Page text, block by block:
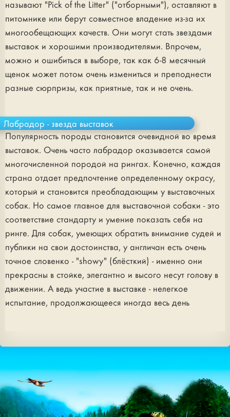
называют "Pick of the Litter" ("отборными"), оставляют в
питомнике или берут совместное владение из-за их
многообещающих качеств. Они могут стать звездами
выставок и хорошими производителями. Впрочем,
можно и ошибиться в выборе, так как 6-8 месячный
щенок может потом очень измениться и преподнести
разные сюрпризы, как приятные, так и не очень.
Лабрадор - звезда выставок
Популярность породы становится очевидной во время
выставок. Очень часто лабрадор оказывается самой
многочисленной породой на рингах. Конечно, каждая
страна отдает предпочтение определенному окрасу,
который и становится преобладающим у выставочных
собак. Но самое главное для выставочной собаки - это
соответствие стандарту и умение показать себя на
ринге. Для собак, умеющих обратить внимание судей и
публики на свои достоинства, у англичан есть очень
точное словенко - "showy" (блёсткий) - именно они
прекрасны в стойке, элегантно и высого несут голову в
движении. А ведь участие в выставке - нелегкое
испытание, продолжающееся иногда весь день